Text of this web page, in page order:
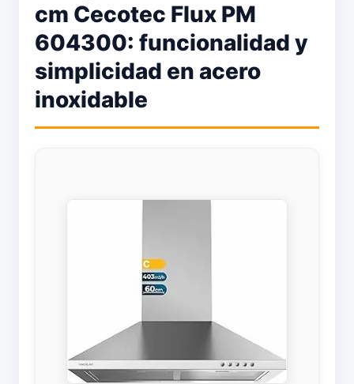
cm Cecotec Flux PM
604300: funcionalidad y
simplicidad en acero
inoxidable